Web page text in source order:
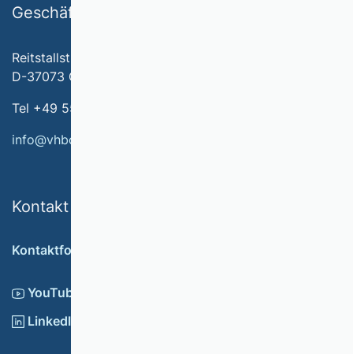
Geschäftsstelle
Reitstallstr. 7
D-37073 Göttingen
Tel +49 551 79778-566
info@vhbonline.org
Kontakt
Kontaktformular
YouTube
LinkedIn